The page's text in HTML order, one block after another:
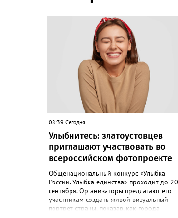
08:39 Сегодня
Улыбнитесь: златоустовцев
приглашают участвовать во
всероссийском фотопроекте
Общенациональный конкурс «Улыбка
России. Улыбка единства» проходит до 20
сентября. Организаторы предлагают его
участникам создать живой визуальный
портрет страны, показав, как города